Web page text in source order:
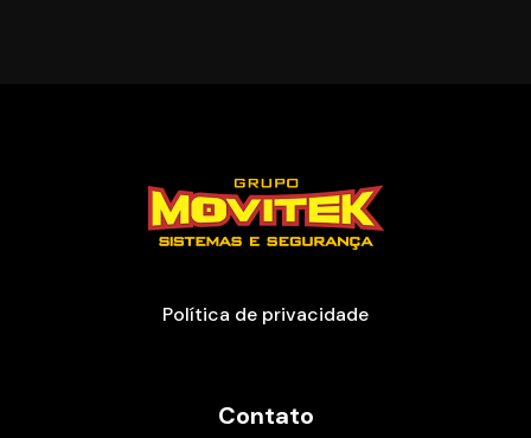
Política de privacidade
Contato